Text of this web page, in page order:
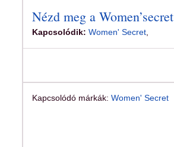
Nézd meg a
Kapcsolódik: Women' Secret,
Kapcsolódó márkák: Women' Secret